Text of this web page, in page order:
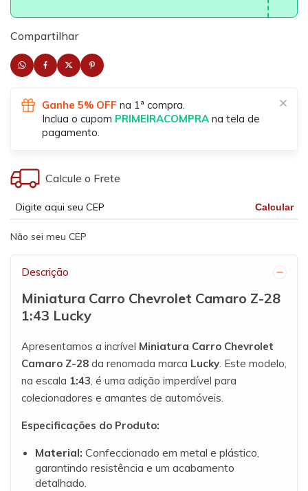
Compartilhar
Ganhe 5% OFF na 1ª compra.
Inclua o cupom PRIMEIRACOMPRA na tela de
pagamento.
Calcule o Frete
Calcular
Não sei meu CEP
Descrição
Miniatura Carro Chevrolet Camaro Z-28
1:43 Lucky
Apresentamos a incrível Miniatura Carro Chevrolet
Camaro Z-28 da renomada marca Lucky . Este modelo,
na escala 1:43 , é uma adição imperdível para
colecionadores e amantes de automóveis.
Especificações do Produto:
Material: Confeccionado em metal e plástico,
garantindo resistência e um acabamento
detalhado.